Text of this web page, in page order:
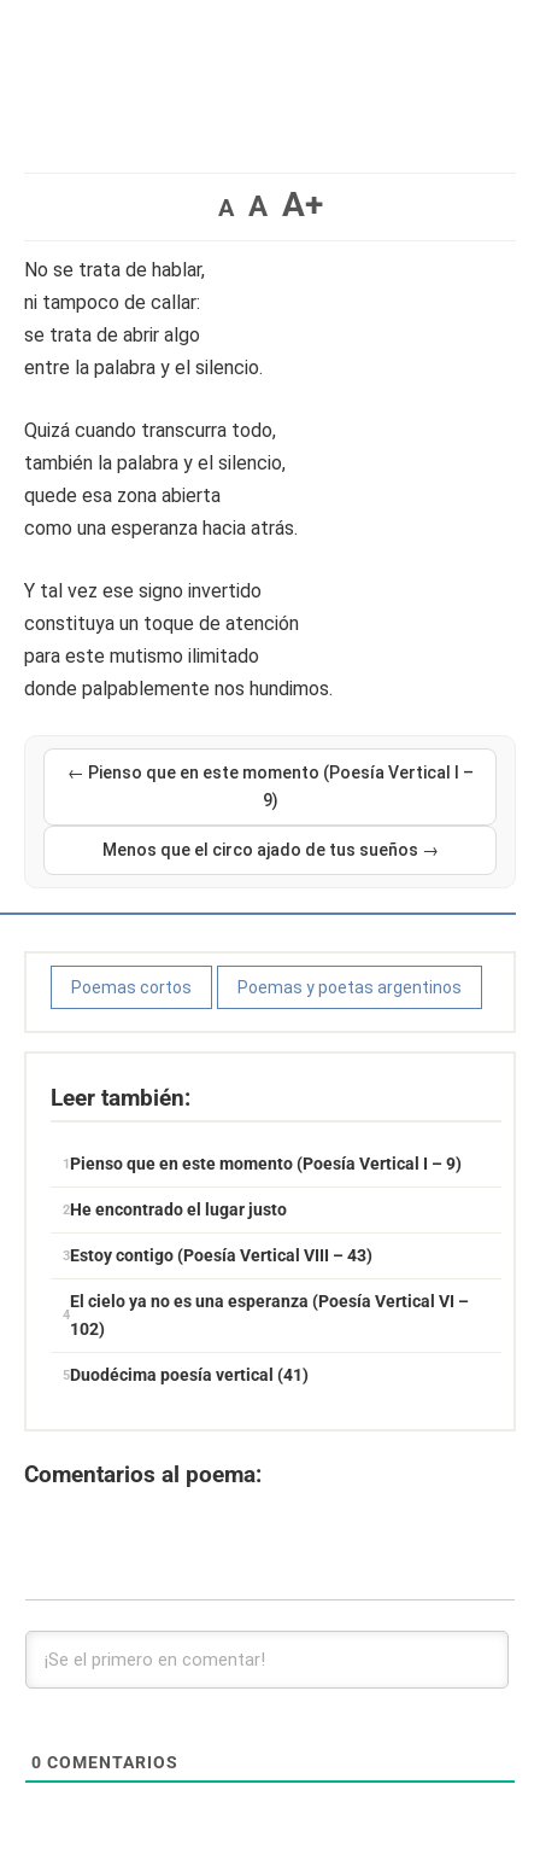
A A A+
No se trata de hablar,
ni tampoco de callar:
se trata de abrir algo
entre la palabra y el silencio.
Quizá cuando transcurra todo,
también la palabra y el silencio,
quede esa zona abierta
como una esperanza hacia atrás.
Y tal vez ese signo invertido
constituya un toque de atención
para este mutismo ilimitado
donde palpablemente nos hundimos.
← Pienso que en este momento (Poesía Vertical I –
9)
Menos que el circo ajado de tus sueños →
Poemas cortos Poemas y poetas argentinos
Leer también:
Pienso que en este momento (Poesía Vertical I – 9)
He encontrado el lugar justo
Estoy contigo (Poesía Vertical VIII – 43)
El cielo ya no es una esperanza (Poesía Vertical VI –
102)
Duodécima poesía vertical (41)
Comentarios al poema:
0 COMENTARIOS